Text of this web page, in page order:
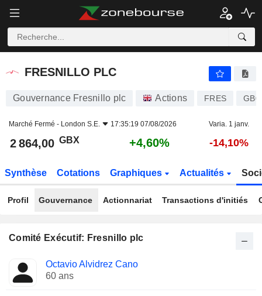
FRESNILLO PLC
FRESNILLO PLC
Gouvernance Fresnillo plc Actions FRES
Marché Fermé - London S.E. 17:35:19 07/08/2026 Varia. 1 janv.
2 864,00 GBX +4,60% -14,10%
Synthèse Cotations Graphiques Actualités
Profil Gouvernance Actionnariat Transactions d'initiés
Comité Exécutif: Fresnillo plc
Dirigeant
Fonctions
occupées
Octavio Alvidrez Cano
60 ans